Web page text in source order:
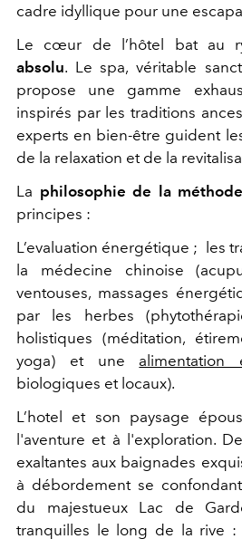
cadre idyllique pour une
Le cœur de l’hôtel bat au
absolu. Le spa, véritable
propose une gamme
inspirés par les traditions
experts en bien-être guident
de la relaxation et de la
La philosophie de la
principes :
L’evaluation énergétique ; les
la médecine chinoise
ventouses, massages
par les herbes
holistiques (méditation,
yoga) et une alimentation
biologiques et locaux).
L’hotel et son paysage
l'aventure et à l'exploration.
exaltantes aux baignades
à débordement se
du majestueux Lac de
tranquilles le long de la rive :